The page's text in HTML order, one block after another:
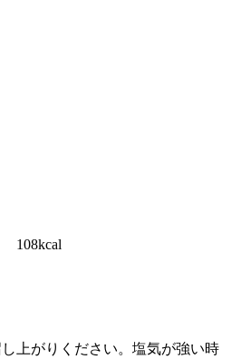
上がりください。塩気が強い時